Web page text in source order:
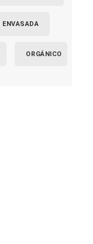
ENVASADA
ORGÁNICO